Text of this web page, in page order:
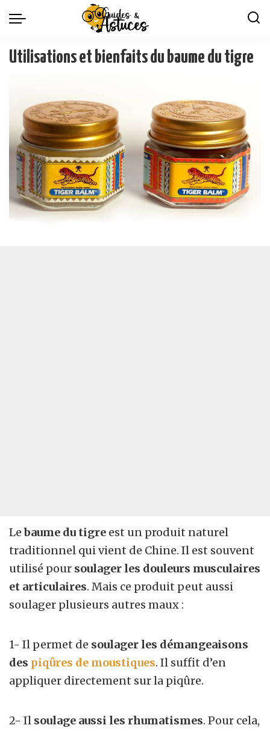
Utilisations et bienfaits du baume du tigre
Lebaume du tigre est un produit naturel
traditionnel qui vient de Chine. Il est souvent
utilisé pour soulager les douleurs musculaires
et articulaires. Mais ce produit peut aussi
soulager plusieurs autres maux :
1- Il permet de soulager les démangeaisons
des piqûres de moustiques. Il suffit d’en
appliquer directement sur la piqûre.
2- Il soulage aussi les rhumatismes. Pour cela,